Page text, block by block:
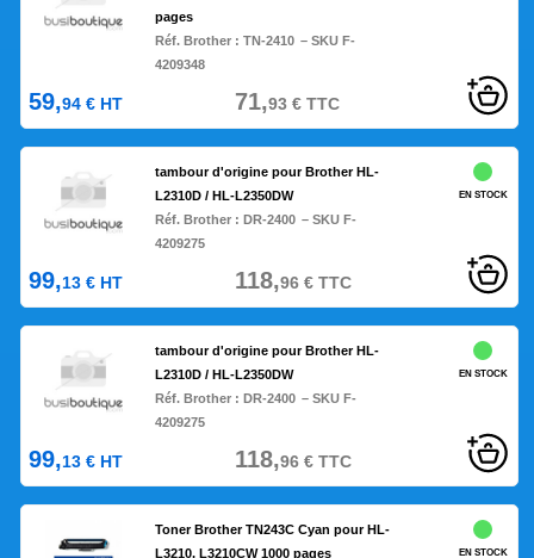
pages
Réf. Brother :TN-2410 – SKU F-
4209348
59,94 € HT 71,93€TTC
tambour d'origine pour Brother HL-
L2310D / HL-L2350DW
Réf. Brother :DR-2400 – SKU F-
4209275
EN STOCK
99,13 € HT 118,96€TTC
tambour d'origine pour Brother HL-
L2310D / HL-L2350DW
Réf. Brother :DR-2400 – SKU F-
4209275
EN STOCK
99,13 € HT 118,96€TTC
Toner Brother TN243C Cyan pour HL-
L3210, L3210CW 1000 pages
EN STOCK